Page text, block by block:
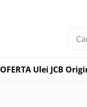
OFERTA Ulei JCB